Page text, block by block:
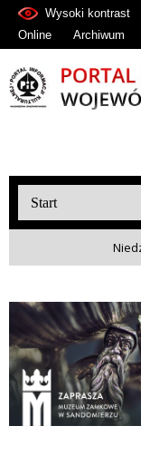
Wysoki kontrast
Online
Archiwum